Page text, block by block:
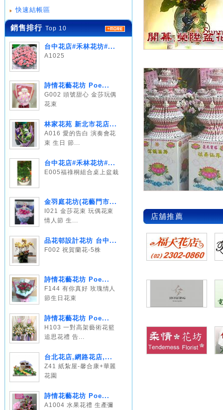
快速結帳區
銷售排行 Top 10
台中花店#禾林花坊#...
A1025
詩情花藝花坊 Poe...
G002 頭號甜心 金莎玩偶
花束
林家花苑 新北市花店...
A016 愛的告白 演奏會花
束 生日 節...
台中花店#禾林花坊#...
E005福祿桐組合桌上盆栽
金羽庭花坊(花藝門市...
I021 金莎花束 玩偶花束
情人節 生...
品花邨設計花坊 台中...
F002 祝賀蘭花-5株
詩情花藝花坊 Poe...
F144 有你真好 玫瑰情人
節生日花束
詩情花藝花坊 Poe...
H103 一對高架藝術花籃
追思花禮 告...
台北花店,網路花店,...
Z41 紙紮屋-馨合康+華麗
花園
詩情花藝花坊 Poe...
A1004 水果花禮 生產彌
店舖推薦